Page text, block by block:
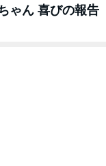
ゃん 喜びの報告